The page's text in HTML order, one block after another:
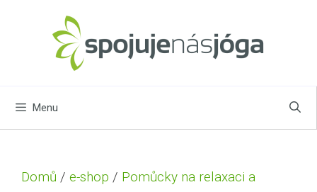
Menu
Domů / e-shop / Pomůcky na relaxaci a